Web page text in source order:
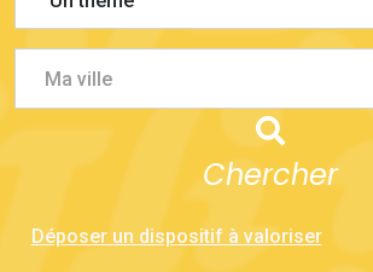
Ma ville
Chercher
Déposer un dispositif à valoriser